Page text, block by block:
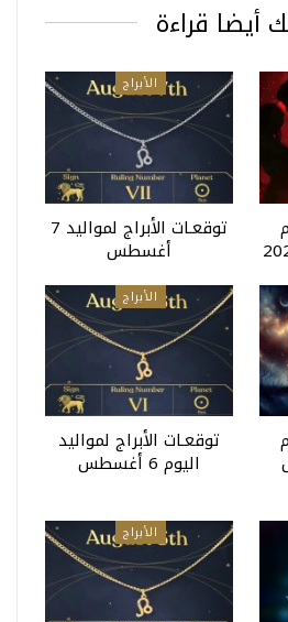
أيضا قراءة
الأبراج
توقعـات الأبراج لمواليد 7
أغسطس
الأبراج
توقعـات الأبراج لمواليد
اليوم 6 أغسطس
الأبراج